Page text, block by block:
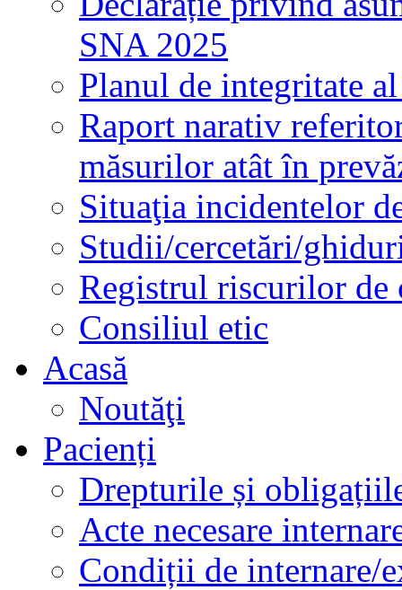
SNA 2025
Planul de integritate
Raport narativ
măsurilor atât în
Situaţia incidentelor
Studii/cercetări/
Registrul riscurilor de
Consiliul etic
Acasă
Noutăţi
Pacienți
Drepturile și
Acte necesare
Condiții de internare/